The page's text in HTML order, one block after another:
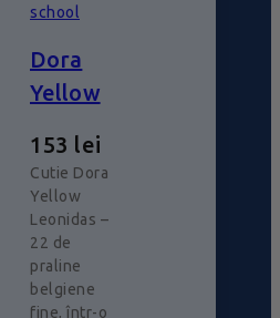
school
Dora
Yellow
153 lei
Cutie Dora
Yellow
Leonidas –
22 de
praline
belgiene
fine, într-o